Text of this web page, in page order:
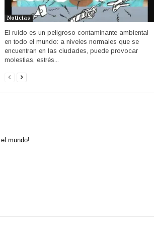
Noticias
El ruido es un peligroso contaminante ambiental
en todo el mundo: a niveles normales que se
encuentran en las ciudades, puede provocar
molestias, estrés...
mundo!